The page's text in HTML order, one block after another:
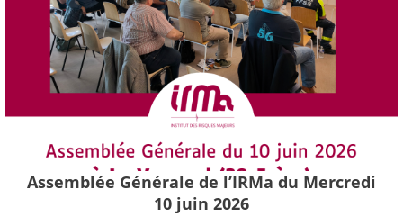
Assemblée Générale de l’IRMa du Mercredi
10 juin 2026